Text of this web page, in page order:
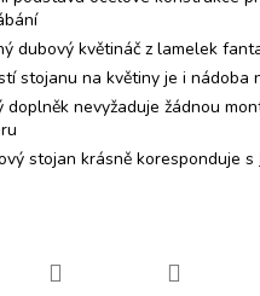
dubový květináč z lamelek
stojanu na květiny je i nádoba
doplněk nevyžaduje žádnou
stojan krásně koresponduje s